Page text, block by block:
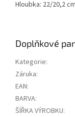
Hloubka: 22/20,2 cm
Doplňkové
Kategorie:
Záruka:
EAN:
BARVA:
ŠÍŘKA VÝROBKU: